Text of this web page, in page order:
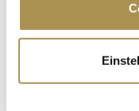
Trigger Symbol
erfassen,